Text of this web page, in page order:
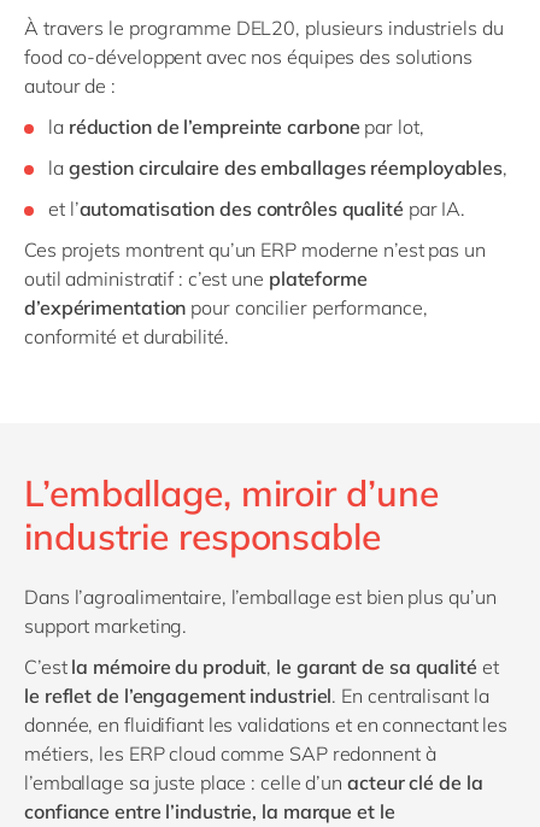
À travers le programme DEL20, plusieurs industriels du
food co-développent avec nos équipes des solutions
autour de :
la réduction de l’empreinte carbone par lot,
la gestion circulaire des emballages réemployables,
et l’automatisation des contrôles qualité par IA.
Ces projets montrent qu’un ERP moderne n’est pas un
outil administratif : c’est une plateforme
d’expérimentation pour concilier performance,
conformité et durabilité.
L’emballage, miroir d’une
industrie responsable
Dans l’agroalimentaire, l’emballage est bien plus qu’un
support marketing.
C’est la mémoire du produit, le garant de sa qualité et
le reflet de l’engagement industriel. En centralisant la
donnée, en fluidifiant les validations et en connectant les
métiers, les ERP cloud comme SAP redonnent à
l’emballage sa juste place : celle d’un acteur clé de la
confiance entre l’industrie, la marque et le